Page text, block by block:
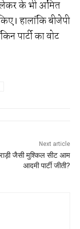
लेकर के भी अमित
हालांकि बीजेपी
पार्टी का वोट
Next article
जैसी मुश्किल सीट आम
आदमी पार्टी जीती?